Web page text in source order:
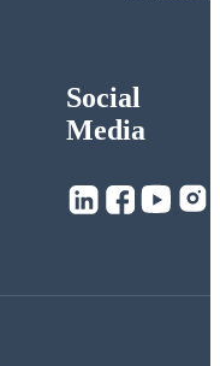
Social
Media